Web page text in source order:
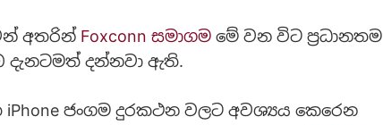
අතරින් Foxconn සමාගම මේ වන විට ප්‍රධානතම
දන්නවා ඇති.
ජංගම දුරකථන වලට අවශ්‍යය කෙරෙන